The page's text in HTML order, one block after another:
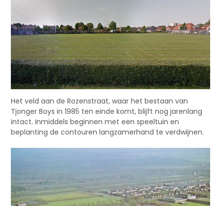
Het veld aan de Rozenstraat, waar het bestaan van
Tjonger Boys in 1985 ten einde komt, blijft nog jarenlang
intact. Inmiddels beginnen met een speeltuin en
beplanting de contouren langzamerhand te verdwijnen.